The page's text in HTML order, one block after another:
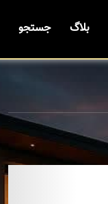
بلاگ جستجو